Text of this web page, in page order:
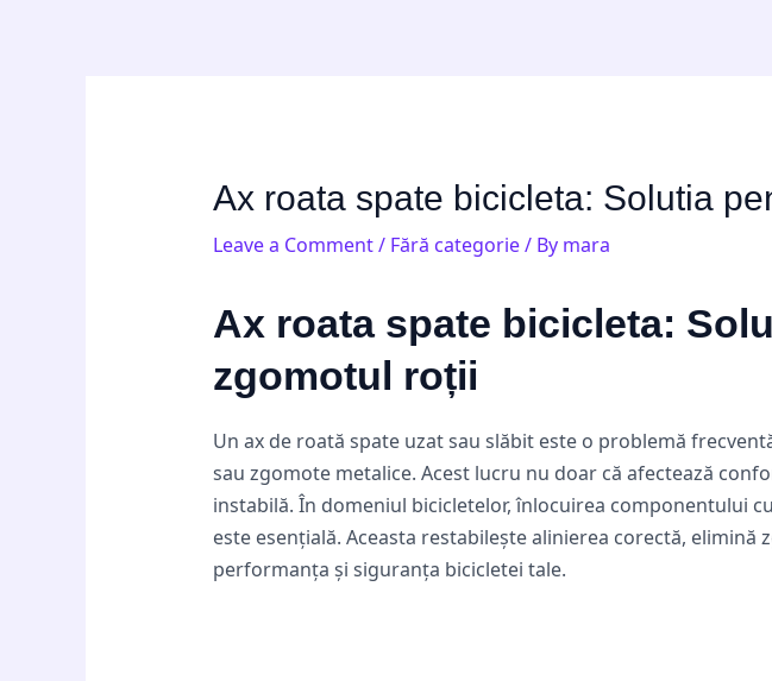
Ax roata spate bicicleta: Solutia
Leave a Comment/ Fără categorie/ By mara
Ax roata spate bicicleta:
zgomotul roții
Un ax de roată spate uzat sau slăbit este o problemă
sau zgomote metalice. Acest lucru nu doar că afectează
instabilă. În domeniul bicicletelor, înlocuirea componentului
este esențială. Aceasta restabilește alinierea corectă,
performanța și siguranța bicicletei tale.